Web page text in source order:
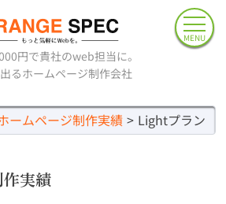
MENU
円で貴社のweb担当に。
るホームページ制作会社
ームページ制作実績 Lightプラン
実績